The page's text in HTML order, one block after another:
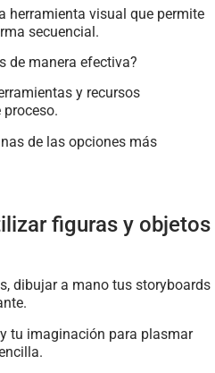
herramienta visual que permite
secuencial.
de manera efectiva?
y recursos
de las opciones más
figuras y objetos
dibujar a mano tus storyboards
tu imaginación para plasmar